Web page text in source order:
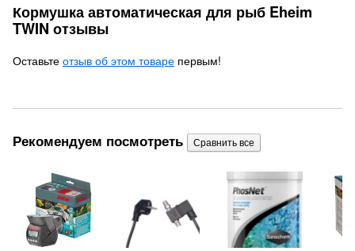
Кормушка автоматическая для рыб Eheim
TWIN отзывы
Оставьте отзыв об этом товаре первым!
Рекомендуем посмотреть